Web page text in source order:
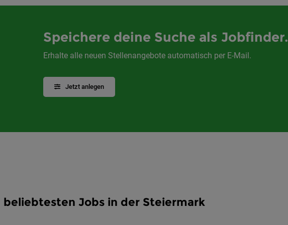
Speichere deine Suche als Jobfinder.
Erhalte alle neuen Stellenangebote automatisch per E-Mail.
Jetzt anlegen
beliebtesten Jobs in der Steiermark